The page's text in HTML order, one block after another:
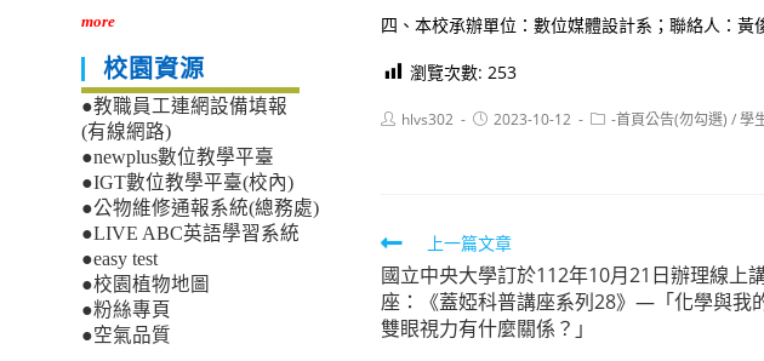
四、本校承辦單位：數位媒體設計系；聯絡人：
瀏覽次數: 253
Posthlvs302
Post2023-10-12
Post-首頁公告(勿勾選) /學
Read
more
articles
上一篇文章
國立中央大學訂於112年10月21日辦理線上
座：《蓋婭科普講座系列28》—「化學與我
雙眼視力有什麼關係？」
more
校園資源
●教職員工連網設備填報
(有線網路)
●newplus數位教學平臺
●IGT數位教學平臺(校內)
●公物維修通報系統(總務處)
●LIVE ABC英語學習系統
●easy test
●校園植物地圖
●粉絲專頁
●空氣品質